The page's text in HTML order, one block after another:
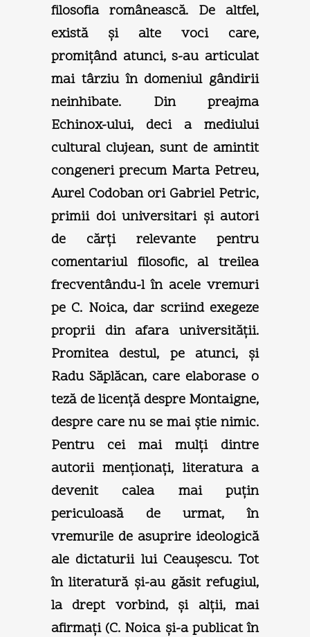
filosofia românească. De altfel,
există şi alte voci care,
promiţând atunci, s-au articulat
mai târziu în domeniul gândirii
neinhibate. Din preajma
Echinox-ului, deci a mediului
cultural clujean, sunt de amintit
congeneri precum Marta Petreu,
Aurel Codoban ori Gabriel Petric,
primii doi universitari şi autori
de cărţi relevante pentru
comentariul filosofic, al treilea
frecventându-l în acele vremuri
pe C. Noica, dar scriind exegeze
proprii din afara universităţii.
Promitea destul, pe atunci, şi
Radu Săplăcan, care elaborase o
teză de licenţă despre Montaigne,
despre care nu se mai ştie nimic.
Pentru cei mai mulţi dintre
autorii menţionaţi, literatura a
devenit calea mai puţin
periculoasă de urmat, în
vremurile de asuprire ideologică
ale dictaturii lui Ceauşescu. Tot
în literatură şi-au găsit refugiul,
la drept vorbind, şi alţii, mai
afirmaţi (C. Noica şi-a publicat în